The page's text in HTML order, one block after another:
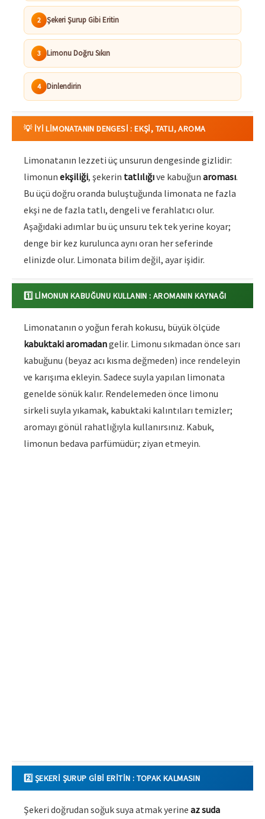
2 Şekeri Şurup Gibi Eritin
3 Limonu Doğru Sıkın
4 Dinlendirin
💡 İYI LIMONATANIN DENGESI : EKŞI, TATLI, AROMA
Limonatanın lezzeti üç unsurun dengesinde gizlidir:
limonun ekşiliği, şekerin tatlılığıve kabuğun aroması.
Bu üçü doğru oranda buluştuğunda limonata ne fazla
ekşi ne de fazla tatlı, dengeli ve ferahlatıcı olur.
Aşağıdaki adımlar bu üç unsuru tek tek yerine koyar;
denge bir kez kurulunca aynı oran her seferinde
elinizde olur. Limonata bilim değil, ayar işidir.
1️⃣ LIMONUN KABUĞUNU KULLANIN : AROMANIN KAYNAĞI
Limonatanın o yoğun ferah kokusu, büyük ölçüde
kabuktaki aromadangelir. Limonu sıkmadan önce sarı
kabuğunu (beyaz acı kısma değmeden) ince rendeleyin
ve karışıma ekleyin. Sadece suyla yapılan limonata
genelde sönük kalır. Rendelemeden önce limonu
sirkeli suyla yıkamak, kabuktaki kalıntıları temizler;
aromayı gönül rahatlığıyla kullanırsınız. Kabuk,
limonun bedava parfümüdür; ziyan etmeyin.
2️⃣ ŞEKERI ŞURUP GIBI ERITIN : TOPAK KALMASIN
Şekeri doğrudan soğuk suya atmak yerine az suda